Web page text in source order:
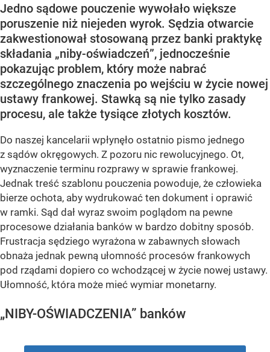
Jedno sądowe pouczenie wywołało większe
poruszenie niż niejeden wyrok. Sędzia otwarcie
zakwestionował stosowaną przez banki praktykę
składania „niby-oświadczeń”, jednocześnie
pokazując problem, który może nabrać
szczególnego znaczenia po wejściu w życie nowej
ustawy frankowej. Stawką są nie tylko zasady
procesu, ale także tysiące złotych kosztów.
Do naszej kancelarii wpłynęło ostatnio pismo jednego
z sądów okręgowych. Z pozoru nic rewolucyjnego. Ot,
wyznaczenie terminu rozprawy w sprawie frankowej.
Jednak treść szablonu pouczenia powoduje, że człowieka
bierze ochota, aby wydrukować ten dokument i oprawić
w ramki. Sąd dał wyraz swoim poglądom na pewne
procesowe działania banków w bardzo dobitny sposób.
Frustracja sędziego wyrażona w zabawnych słowach
obnaża jednak pewną ułomność procesów frankowych
pod rządami dopiero co wchodzącej w życie nowej ustawy.
Ułomność, która może mieć wymiar monetarny.
„NIBY-OŚWIADCZENIA” banków